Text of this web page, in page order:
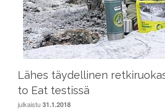
Lähes täydellinen
to Eat testissä
julkaistu 31.1.2018